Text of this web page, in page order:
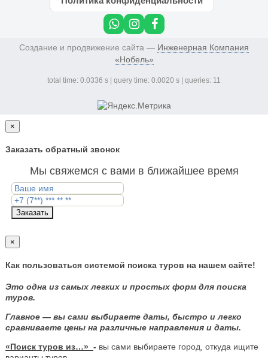
Создание и продвижение сайта — Инженерная Компания
«Нобель»
total time: 0.0336 s | query time: 0.0020 s | queries: 11
×
Заказать обратный звонок
Мы свяжемся с вами в ближайшее время
Заказать
×
Как пользоваться системой поиска туров на нашем сайте!
Это одна из самых легких и простых форм для поиска
туров.
Главное — вы сами выбираете даты, быстро и легко
сравниваете цены на различные направления и даты.
«Поиск туров из…» - вы сами выбираете город, откуда ищите